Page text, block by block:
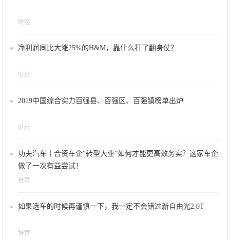
财经
净利润同比大涨25%的H&M，靠什么打了翻身仗？
财经
2019中国综合实力百强县、百强区、百强镇榜单出炉
财经
功夫汽车丨合资车企“转型大业”如何才能更高效务实？这家车企
做了一次有益尝试！
推荐
如果选车的时候再谨慎一下，我一定不会错过新自由光2.0T
推荐